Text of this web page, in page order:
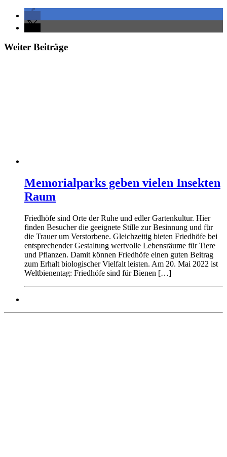
Weiter Beiträge
Memorialparks geben vielen Insekten
Raum
Friedhöfe sind Orte der Ruhe und edler Gartenkultur. Hier
finden Besucher die geeignete Stille zur Besinnung und für
die Trauer um Verstorbene. Gleichzeitig bieten Friedhöfe bei
entsprechender Gestaltung wertvolle Lebensräume für Tiere
und Pflanzen. Damit können Friedhöfe einen guten Beitrag
zum Erhalt biologischer Vielfalt leisten. Am 20. Mai 2022 ist
Weltbienentag: Friedhöfe sind für Bienen […]